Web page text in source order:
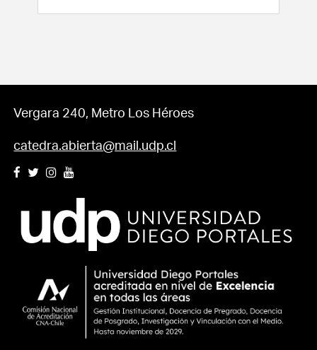
Vergara 240, Metro Los Héroes
catedra.abierta@mail.udp.cl